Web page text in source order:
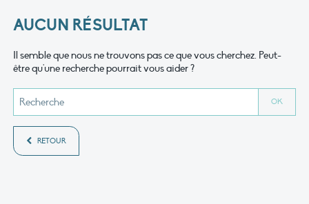
AUCUN RÉSULTAT
Il semble que nous ne trouvons pas ce que vous cherchez. Peut-
être qu'une recherche pourrait vous aider ?
RETOUR